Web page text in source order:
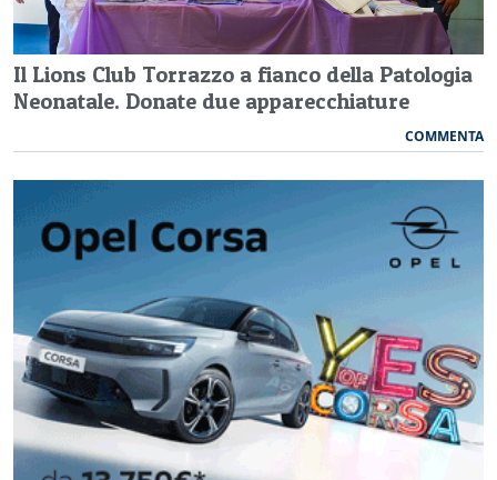
Il Lions Club Torrazzo a fianco della Patologia
Neonatale. Donate due apparecchiature
COMMENTA